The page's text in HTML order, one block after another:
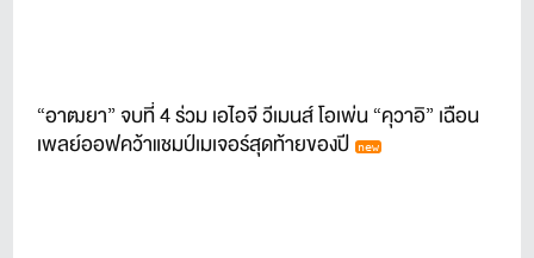
“อาฒยา” จบที่ 4 ร่วม เอไอจี วีเมนส์ โอเพ่น “คุวาอิ” เฉือน
เพลย์ออฟคว้าแชมป์เมเจอร์สุดท้ายของปี